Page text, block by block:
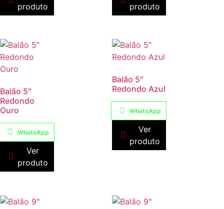
produto
produto
Balão 5″
Redondo
Ouro
WhatsApp
Ver
produto
Balão 5″
Redondo Azul
WhatsApp
Ver
produto